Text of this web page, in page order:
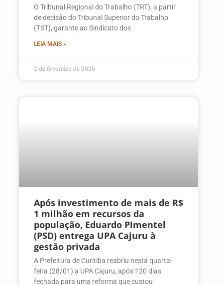
O Tribunal Regional do Trabalho (TRT), a partir
de decisão do Tribunal Superior do Trabalho
(TST), garante ao Sindicato dos
LEIA MAIS »
2 de fevereiro de 2026
Após investimento de mais de R$
1 milhão em recursos da
população, Eduardo Pimentel
(PSD) entrega UPA Cajuru à
gestão privada
A Prefeitura de Curitiba reabriu nesta quarta-
feira (28/01) a UPA Cajuru, após 120 dias
fechada para uma reforma que custou